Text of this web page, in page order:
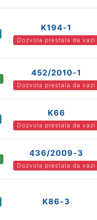
K194-1
Dozvola prestala da vazi
452/2010-1
Dozvola prestala da vazi
K66
Dozvola prestala da vazi
436/2009-3
Dozvola prestala da vazi
K86-3